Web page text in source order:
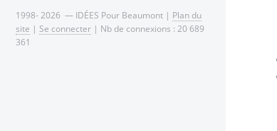
1998- 2026 — IDÉES Pour Beaumont | Plan du
site | Se connecter | Nb de connexions : 20 689
361